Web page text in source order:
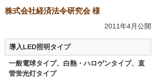
株式会社経済法令研究会 様
2011年4月公開
導入LED照明タイプ
一般電球タイプ、白熱・ハロゲンタイプ、直
管蛍光灯タイプ